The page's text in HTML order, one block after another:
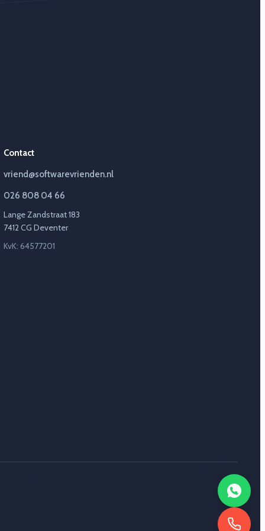
Contact
vriend@softwarevrienden.nl
026 808 04 66
Lange Zandstraat 183
7412 CG Deventer
KvK: 64577201